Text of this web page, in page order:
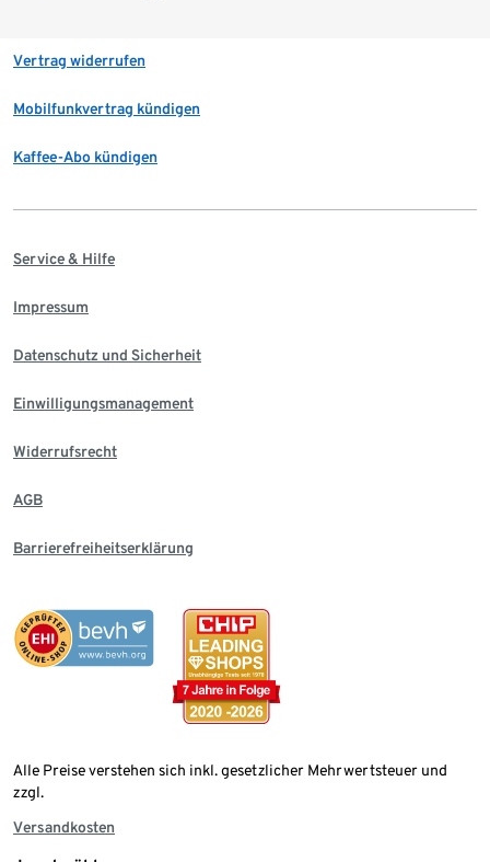
Vertrag widerrufen
Mobilfunkvertrag kündigen
Kaffee-Abo kündigen
Service & Hilfe
Impressum
Datenschutz und Sicherheit
Einwilligungsmanagement
Widerrufsrecht
AGB
Barrierefreiheitserklärung
Alle Preise verstehen sich inkl. gesetzlicher Mehrwertsteuer und
zzgl.
Versandkosten